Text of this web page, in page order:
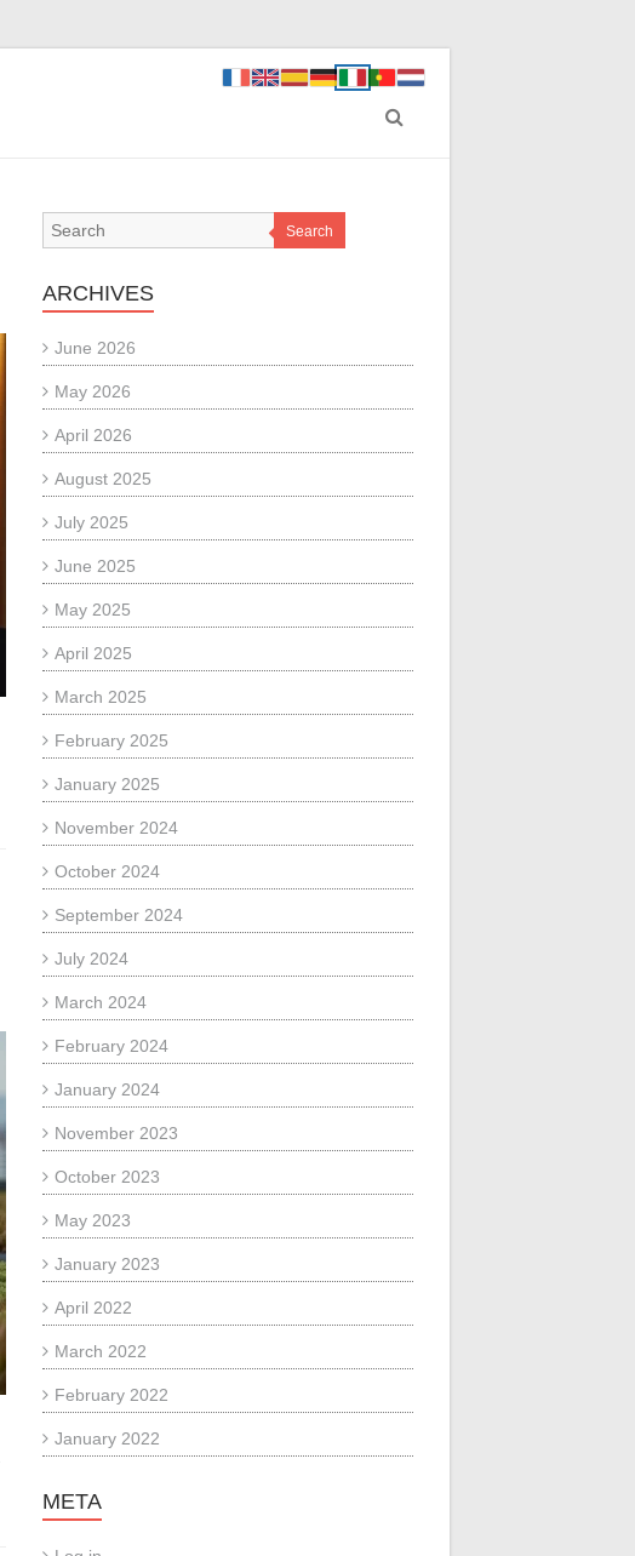
Search
ARCHIVES
June 2026
May 2026
April 2026
August 2025
July 2025
June 2025
May 2025
April 2025
March 2025
February 2025
January 2025
November 2024
October 2024
September 2024
July 2024
March 2024
February 2024
January 2024
November 2023
October 2023
May 2023
January 2023
April 2022
March 2022
February 2022
January 2022
META